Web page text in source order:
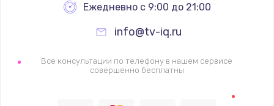
Заказать
Не работает
1400 руб.
Ежедневно с 9:00 до 21:00
info@tv-iq.ru
Все консультации по телефону в нашем сервисе
совершенно бесплатны